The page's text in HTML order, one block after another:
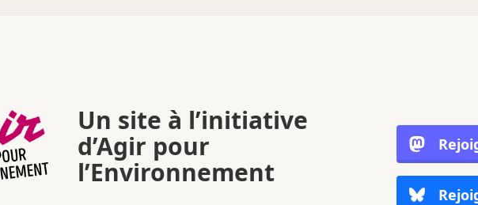
Un site à l’initiative
d’Agir pour
l’Environnement